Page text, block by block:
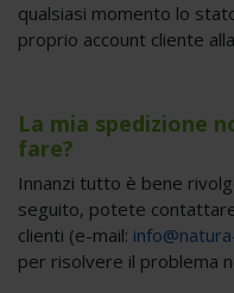
qualsiasi momento lo
proprio account cliente
La mia spedizione
fare?
Innanzi tutto è bene
seguito, potete
clienti (e-mail:
per risolvere il problema